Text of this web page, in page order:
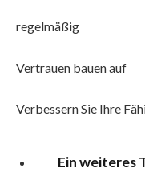
regelmäßig
Vertrauen bauen auf
Verbessern Sie Ihre
Ein weiteres